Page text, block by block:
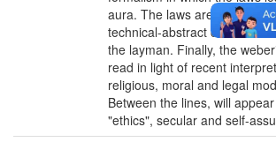
aura. The laws are to be
technical-abstract content to
the layman. Finally, the
read in light of recent
religious, moral and legal
Between the lines, will
"ethics", secular and self-